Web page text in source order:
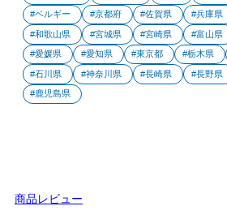
ベルギー 京都府 佐賀県 兵庫県
和歌山県 宮城県 宮崎県 富山県
愛媛県 愛知県 東京都 栃木県
石川県 神奈川県 長崎県 長野県
鹿児島県
商品レビュー